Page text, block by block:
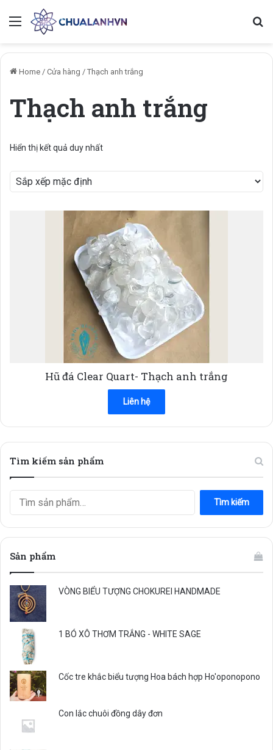
Menu
Home / Cửa hàng / Thạch anh trắng
Thạch anh trắng
Hiển thị kết quả duy nhất
Hũ đá Clear Quart- Thạch anh trắng
Liên hệ
Tìm kiếm sản phẩm
kiếm:
Tìm kiếm
Sản phẩm
VÒNG BIỂU TƯỢNG CHOKUREI HANDMADE
1 BÓ XÔ THƠM TRẮNG - WHITE SAGE
Cốc tre khắc biểu tượng Hoa bách hợp Ho'oponopono
Con lắc chuôi đồng dây đơn